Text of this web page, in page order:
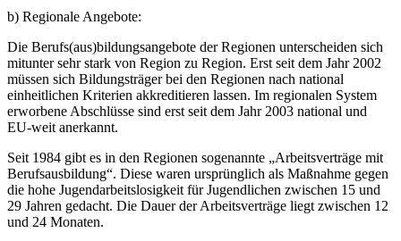
b) Regionale Angebote:
Die Berufs(aus)bildungsangebote der Regionen unterscheiden sich
mitunter sehr stark von Region zu Region. Erst seit dem Jahr 2002
müssen sich Bildungsträger bei den Regionen nach national
einheitlichen Kriterien akkreditieren lassen. Im regionalen System
erworbene Abschlüsse sind erst seit dem Jahr 2003 national und
EU-weit anerkannt.
Seit 1984 gibt es in den Regionen sogenannte „Arbeitsverträge mit
Berufsausbildung“. Diese waren ursprünglich als Maßnahme gegen
die hohe Jugendarbeitslosigkeit für Jugendlichen zwischen 15 und
29 Jahren gedacht. Die Dauer der Arbeitsverträge liegt zwischen 12
und 24 Monaten.